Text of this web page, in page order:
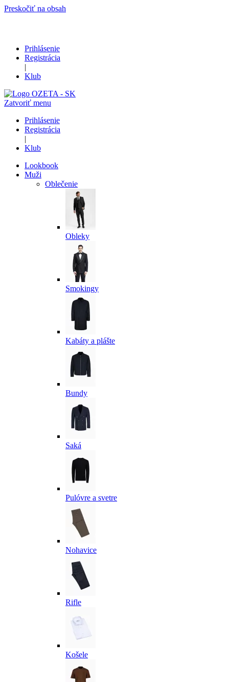
Preskočiť na obsah
Prihlásenie
Registrácia
|
Klub
Zatvoriť menu
Prihlásenie
Registrácia
|
Klub
Lookbook
Muži
Oblečenie
Obleky
Smokingy
Kabáty a plášte
Bundy
Saká
Pulóvre a svetre
Nohavice
Rifle
Košele